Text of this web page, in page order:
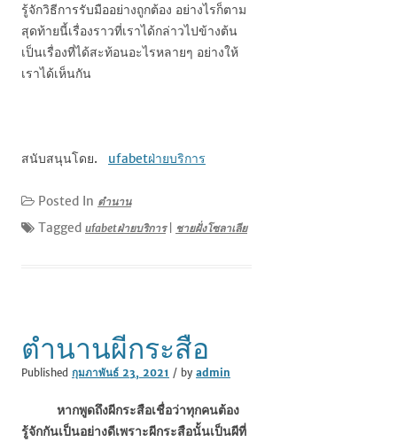
รู้จักวิธีการรับมืออย่างถูกต้อง อย่างไรก็ตาม
สุดท้ายนี้เรื่องราวที่เราได้กล่าวไปข้างต้น
เป็นเรื่องที่ได้สะท้อนอะไรหลายๆ อย่างให้
เราได้เห็นกัน
สนับสนุนโดย. ufabetฝ่ายบริการ
Posted In ตำนาน
Tagged ufabetฝ่ายบริการ| ชายฝั่งโซลาเลีย
ตำนานผีกระสือ
Published กุมภาพันธ์ 23, 2021 / by admin
หากพูดถึงผีกระสือเชื่อว่าทุกคนต้อง
รู้จักกันเป็นอย่างดีเพราะผีกระสือนั้นเป็นผีที่